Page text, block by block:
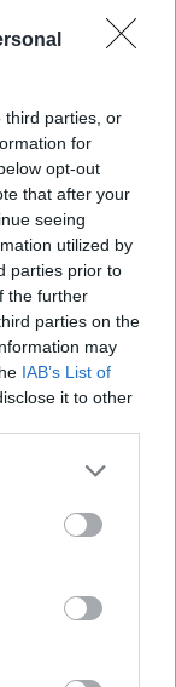
third parties, or
for
opt-out
that after your
seeing
utilized by
parties prior to
the further
parties on the
may
IAB’s List of
it to other
more Google
may click to
party tags to
below Google